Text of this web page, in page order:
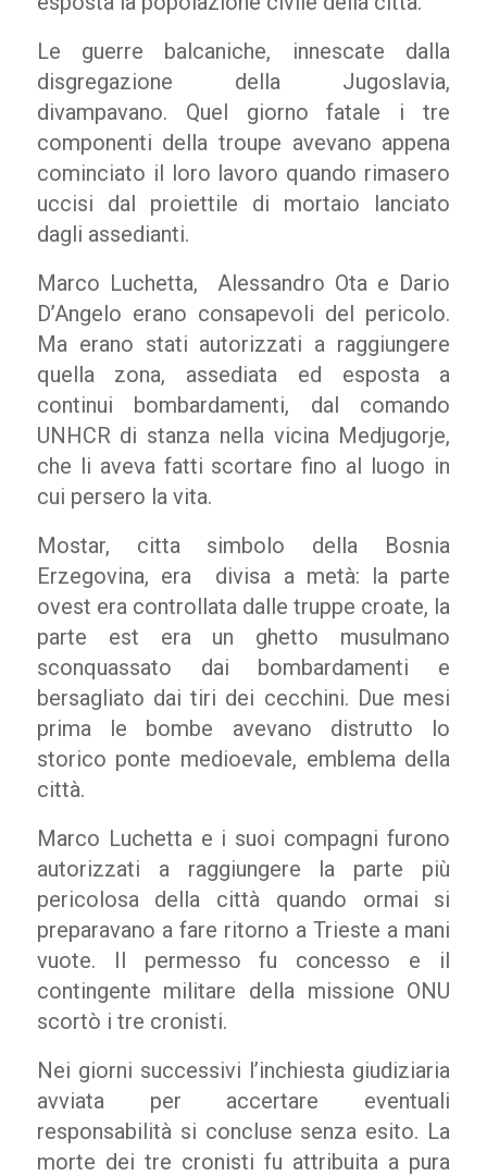
Le guerre balcaniche, innescate dalla
disgregazione della Jugoslavia,
divampavano. Quel giorno fatale i tre
componenti della troupe avevano appena
cominciato il loro lavoro quando rimasero
uccisi dal proiettile di mortaio lanciato
dagli assedianti.
Marco Luchetta, Alessandro Ota e Dario
D’Angelo erano consapevoli del pericolo.
Ma erano stati autorizzati a raggiungere
quella zona, assediata ed esposta a
continui bombardamenti, dal comando
UNHCR di stanza nella vicina Medjugorje,
che li aveva fatti scortare fino al luogo in
cui persero la vita.
Mostar, citta simbolo della Bosnia
Erzegovina, era divisa a metà: la parte
ovest era controllata dalle truppe croate, la
parte est era un ghetto musulmano
sconquassato dai bombardamenti e
bersagliato dai tiri dei cecchini. Due mesi
prima le bombe avevano distrutto lo
storico ponte medioevale, emblema della
città.
Marco Luchetta e i suoi compagni furono
autorizzati a raggiungere la parte più
pericolosa della città quando ormai si
preparavano a fare ritorno a Trieste a mani
vuote. Il permesso fu concesso e il
contingente militare della missione ONU
scortò i tre cronisti.
Nei giorni successivi l’inchiesta giudiziaria
avviata per accertare eventuali
responsabilità si concluse senza esito. La
morte dei tre cronisti fu attribuita a pura